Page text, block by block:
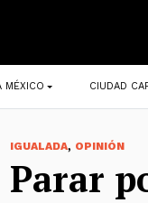
MÉXICO CIUDAD
IGUALADA, OPINIÓN
Parar